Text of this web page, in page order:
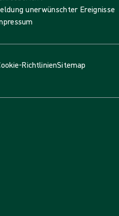
unerwünschter Ereignisse
RichtlinienSitemap